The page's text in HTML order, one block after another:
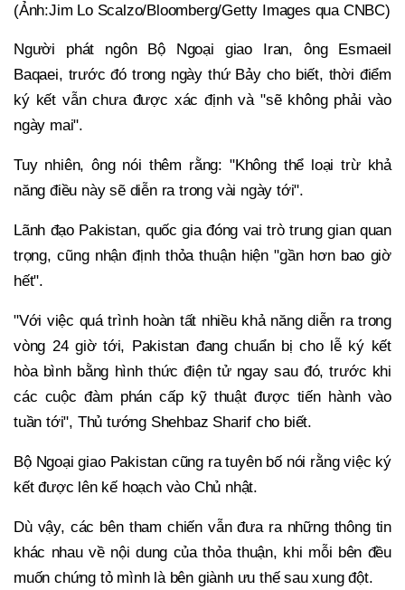
(Ảnh:Jim Lo Scalzo/Bloomberg/Getty Images qua CNBC)
Người phát ngôn Bộ Ngoại giao Iran, ông Esmaeil
Baqaei, trước đó trong ngày thứ Bảy cho biết, thời điểm
ký kết vẫn chưa được xác định và "sẽ không phải vào
ngày mai".
Tuy nhiên, ông nói thêm rằng: "Không thể loại trừ khả
năng điều này sẽ diễn ra trong vài ngày tới".
Lãnh đạo Pakistan, quốc gia đóng vai trò trung gian quan
trọng, cũng nhận định thỏa thuận hiện "gần hơn bao giờ
hết".
"Với việc quá trình hoàn tất nhiều khả năng diễn ra trong
vòng 24 giờ tới, Pakistan đang chuẩn bị cho lễ ký kết
hòa bình bằng hình thức điện tử ngay sau đó, trước khi
các cuộc đàm phán cấp kỹ thuật được tiến hành vào
tuần tới", Thủ tướng Shehbaz Sharif cho biết.
Bộ Ngoại giao Pakistan cũng ra tuyên bố nói rằng việc ký
kết được lên kế hoạch vào Chủ nhật.
Dù vậy, các bên tham chiến vẫn đưa ra những thông tin
khác nhau về nội dung của thỏa thuận, khi mỗi bên đều
muốn chứng tỏ mình là bên giành ưu thế sau xung đột.